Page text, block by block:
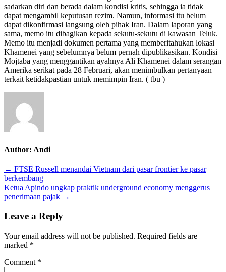
sadarkan diri dan berada dalam kondisi kritis, sehingga ia tidak
dapat mengambil keputusan rezim. Namun, informasi itu belum
dapat dikonfirmasi langsung oleh pihak Iran. Dalam laporan yang
sama, memo itu dibagikan kepada sekutu-sekutu di kawasan Teluk.
Memo itu menjadi dokumen pertama yang memberitahukan lokasi
Khamenei yang sebelumnya belum pernah dipublikasikan. Kondisi
Mojtaba yang menggantikan ayahnya Ali Khamenei dalam serangan
Amerika serikat pada 28 Februari, akan menimbulkan pertanyaan
terkait ketidakpastian untuk memimpin Iran. ( tbu )
Author: Andi
Post
navigation
← FTSE Russell menandai Vietnam dari pasar frontier ke pasar
berkembang
Ketua Apindo ungkap praktik underground economy menggerus
penerimaan pajak →
Leave a Reply
Your email address will not be published. Required fields are
marked *
Comment *